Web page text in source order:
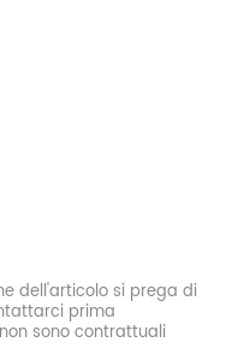
dell'articolo si prega di
prima
sono contrattuali